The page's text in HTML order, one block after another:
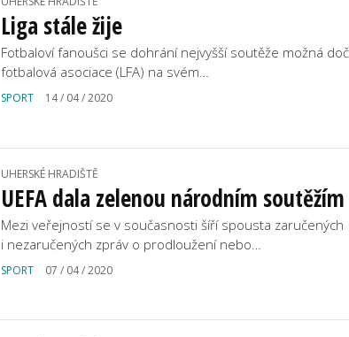
Liga stále žije
Fotbaloví fanoušci se dohrání nejvyšší soutěže možná
fotbalová asociace (LFA) na svém…
SPORT 14 / 04 / 2020
UHERSKÉ HRADIŠTĚ
UEFA dala zelenou národním soutěžím
Mezi veřejností se v současnosti šíří spousta zaručených
i nezaručených zpráv o prodloužení nebo…
SPORT 07 / 04 / 2020